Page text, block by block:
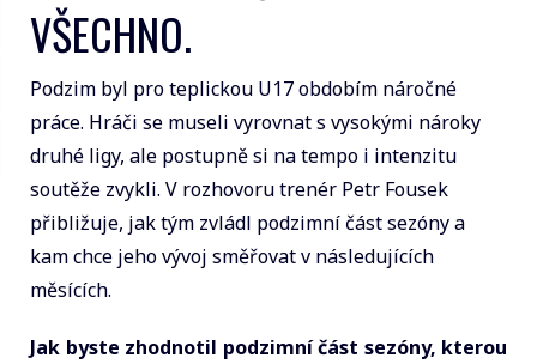
VŠECHNO.
Podzim byl pro teplickou U17 obdobím náročné
práce. Hráči se museli vyrovnat s vysokými nároky
druhé ligy, ale postupně si na tempo i intenzitu
soutěže zvykli. V rozhovoru trenér Petr Fousek
přibližuje, jak tým zvládl podzimní část sezóny a
kam chce jeho vývoj směřovat v následujících
měsících.
Jak byste zhodnotil podzimní část sezóny, kterou